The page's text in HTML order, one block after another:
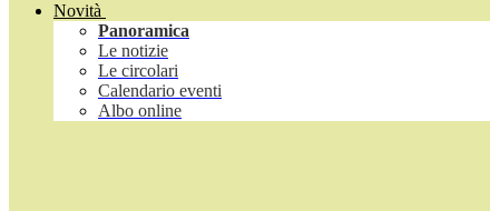
Novità
Panoramica
Le notizie
Le circolari
Calendario eventi
Albo online